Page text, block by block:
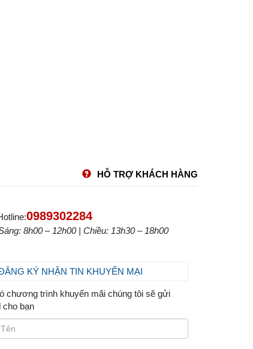
HỖ TRỢ KHÁCH HÀNG
0989302284
8h00 – 12h00 | Chiều: 13h30 – 18h00
KÝ NHẬN TIN KHUYẾN MẠI
chương trình khuyến mãi chúng tôi sẽ gửi
cho bạn